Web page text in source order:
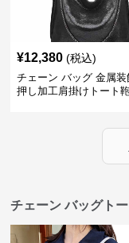
¥12,380 (税込)
チェーン バッグ 金属装
押し加工肩掛けトート
チェーン バッグト